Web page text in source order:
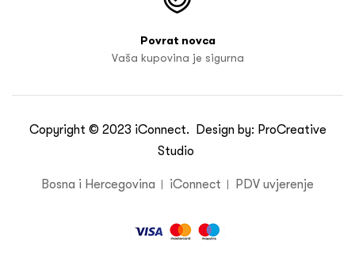
Povrat novca
Vaša kupovina je sigurna
Copyright © 2023 iConnect. Design by: ProCreative
Studio
Bosna i Hercegovina iConnect PDV uvjerenje